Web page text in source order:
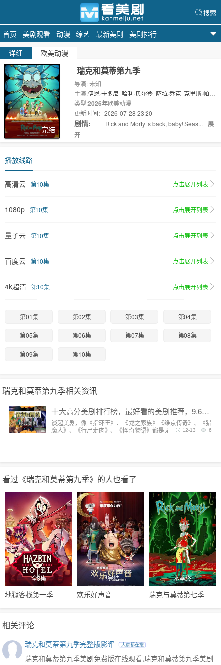
首页 美剧观看 动漫 综艺 最新美剧 美剧排行
搜索
详细 欧美动漫
完结
瑞克和莫蒂第九季
导演: 未知
主演:伊恩·卡多尼 哈利·贝尔登 萨拉·乔克 克里斯·帕内
尔 斯宾瑟·格拉默
类型:2026年欧美动漫
更新时间：2026-07-28 23:20
剧情: Rick and Morty is back, baby! Seas...
展
开
播放线路
高清云 第10集 点击展开列表
1080p 第10集 点击展开列表
量子云 第10集 点击展开列表
百度云 第10集 点击展开列表
4k超清 第10集 点击展开列表
第01集 第02集 第03集 第04集
第05集 第06集 第07集 第08集
第09集 第10集
瑞克和莫蒂第九季相关资讯
十大高分美剧排行榜，最好看的美剧推荐，9.6分神剧扎堆
谈起美剧，像《指环王》、《龙之家族》《维京传奇》、《猎
魔人》、《行尸走肉》、《怪奇物语》都是无法复制的经典，
6
12-13
看过《瑞克和莫蒂第九季》的人也看了
全8集
地狱客栈第一季
已完结
欢乐好声音
本季终
瑞克与莫蒂第七季
相关评论
瑞克和莫蒂第九季完整版影评 大家都在搜
瑞克和莫蒂第九季美剧免费版在线观看,瑞克和莫蒂第九季美剧